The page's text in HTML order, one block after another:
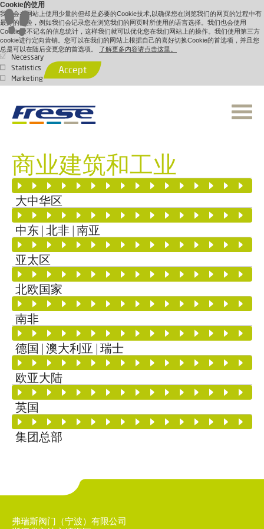
Cookie的使用
我们会在网站上使用少量的但却是必要的Cookie技术,以确保您在浏览我们的网页的过程中有
最好的体验，例如我们会记录您在浏览我们的网页时所使用的语言选择。我们也会使用
Cookie做不记名的信息统计，这样我们就可以优化您在我们网站上的操作。我们使用第三方
cookie进行定向营销。您可以在我们的网站上根据自己的喜好切换Cookie的首选项，并且您
总是可以在随后变更您的首选项。 了解更多内容请点击这里。
Necessary
Statistics
Marketing
Accept
商业建筑和工业
大中华区
中东 | 北非 | 南亚
亚太区
北欧国家
南非
德国 | 澳大利亚 | 瑞士
欧亚大陆
英国
集团总部
弗瑞斯阀门（宁波）有限公司